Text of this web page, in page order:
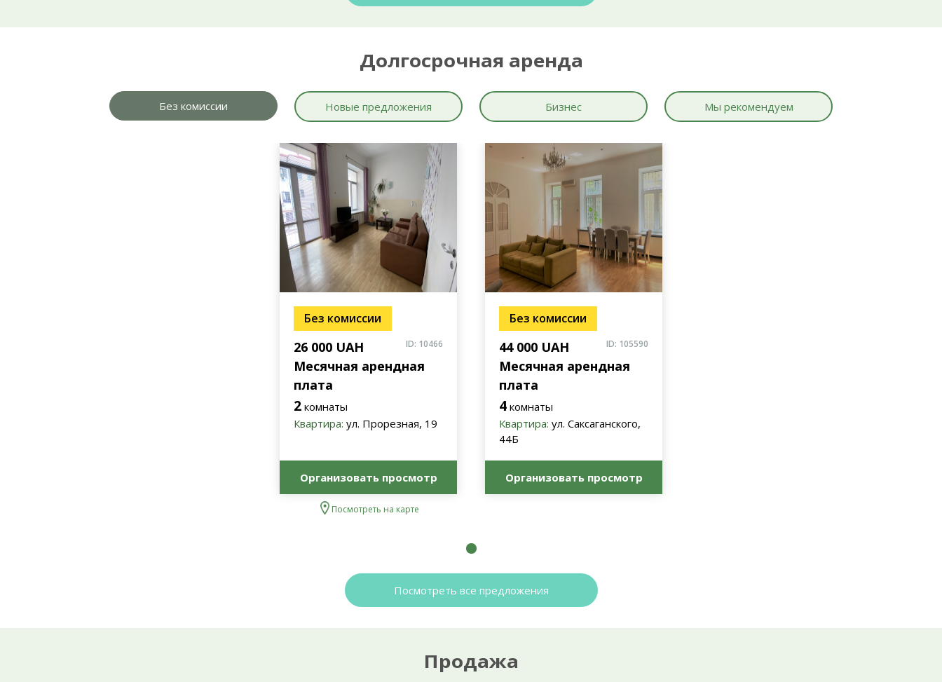
Долгосрочная аренда
Без комиссии Новые предложения Бизнес Мы рекомендуем
Без комиссии
26 000 UAH ID: 10466
Месячная арендная
плата
2 комнаты
Квартира: ул. Прорезная, 19
Организовать просмотр
Посмотреть на карте
Без комиссии
44 000 UAH ID: 105590
Месячная арендная
плата
4 комнаты
Квартира: ул. Саксаганского,
44Б
Организовать просмотр
Посмотреть все предложения
Продажа